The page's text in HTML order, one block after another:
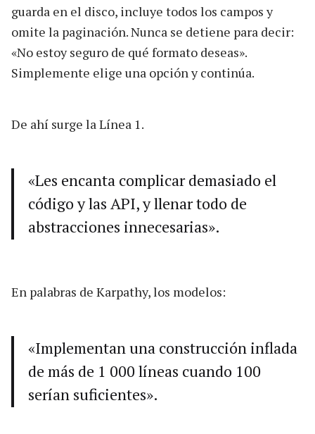
guarda en el disco, incluye todos los campos y
omite la paginación. Nunca se detiene para decir:
«No estoy seguro de qué formato deseas».
Simplemente elige una opción y continúa.
De ahí surge la Línea 1.
«Les encanta complicar demasiado el
código y las API, y llenar todo de
abstracciones innecesarias».
En palabras de Karpathy, los modelos:
«Implementan una construcción inflada
de más de 1 000 líneas cuando 100
serían suficientes».